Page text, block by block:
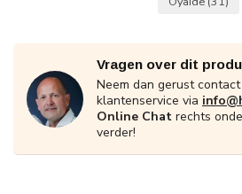
Vragen over dit
Neem dan gerust
klantenservice via
Online Chat rechts
verder!